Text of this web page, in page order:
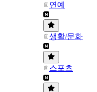
연예
생활/문화
스포츠